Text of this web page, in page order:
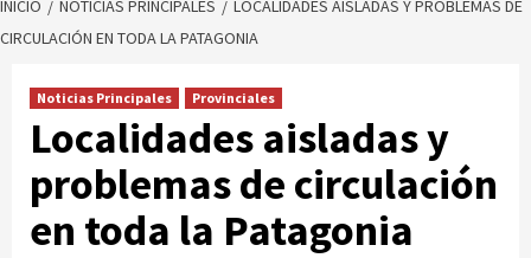
INICIO NOTICIAS PRINCIPALES
LOCALIDADES AISLADAS Y PROBLEMAS DE
CIRCULACIÓN EN TODA LA PATAGONIA
Noticias Principales Provinciales
Localidades aisladas y
problemas de circulación
en toda la Patagonia